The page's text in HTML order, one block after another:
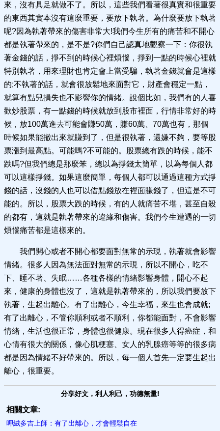
來，沒有具足就做不了。所以，這些我們看著很真實和很重要
的東西其實本沒有這麼重要，要放下執著。為什麼要放下執著
呢?因為執著帶來的傷害非常大!我們今生所有的痛苦和不開心
都是執著帶來的，是不是?你們自己認真地觀察一下：你很執
著金錢的話，掙不到的時候心裡煩惱，掙到一點的時候心裡就
特別執著，用來理財也肯定會上當受騙，執著金錢就會是這樣
的;不執著的話，就會很放鬆地來面對它，財產會穩定一點，
就算有點兒損失也不影響你的情緒。說個比如，我們有的人喜
歡炒股票，有一點錢的時候就放到股市裡面，行情非常好的時
候，放100萬進去可能會賺50萬，賺60萬、70萬也有，那個
時候如果能撤出來就賺到了，但是很執著，還嫌不夠，要等股
票漲到最高點。可能嗎?不可能的。股票總有跌的時候，能不
跌嗎?但我們總是那麼笨，總以為掙錢太簡單，以為每個人都
可以這樣掙錢。如果這麼簡單，每個人都可以通過這種方式掙
錢的話，沒錢的人也可以借點錢放在裡面賺錢了，但這是不可
能的。所以，股票大跌的時候，有的人就痛苦不堪，甚至自殺
的都有，這就是執著帶來的違緣和傷害。我們今生遭遇的一切
煩惱痛苦都是這樣來的。
我們開心或者不開心都要面對無常的示現，執著就會影響
情緒。很多人因為無法面對無常的示現，所以不開心，吃不
下、睡不著、失眠……各種各樣的情緒影響身體，開心不起
來，健康的身體也沒了，這就是執著帶來的，所以我們要放下
執著，生起出離心。有了出離心，今生幸福，來生也會成就;
有了出離心，不管你順利或者不順利，你都能面對，不會影響
情緒，生活也很正常，身體也很健康。現在很多人得癌症，和
心情有很大的關係，像心肌梗塞、女人的乳腺癌等等的很多病
都是因為情緒不好帶來的。所以，每一個人首先一定要生起出
離心，很重要。
分享好文，利人利己，功德無量!
相關文章:
呷絨多吉上師：有了出離心，才會輕鬆自在